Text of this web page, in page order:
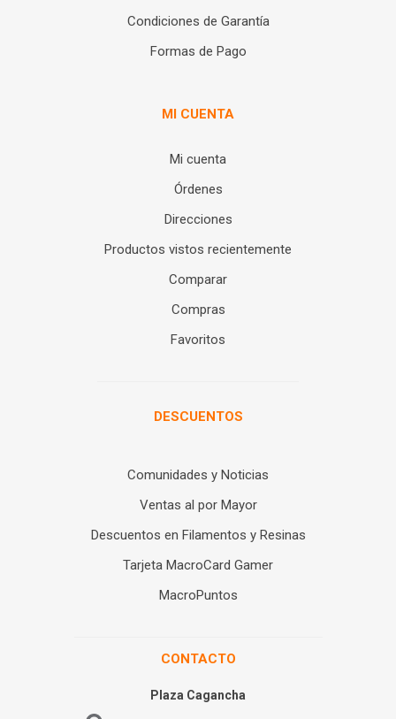
Condiciones de Garantía
Formas de Pago
MI CUENTA
Mi cuenta
Órdenes
Direcciones
Productos vistos recientemente
Comparar
Compras
Favoritos
DESCUENTOS
Comunidades y Noticias
Ventas al por Mayor
Descuentos en Filamentos y Resinas
Tarjeta MacroCard Gamer
MacroPuntos
CONTACTO
Plaza Cagancha